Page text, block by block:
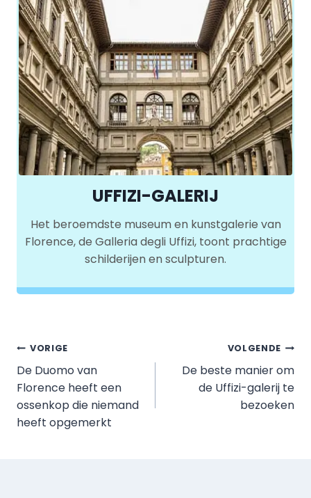
UFFIZI-GALERIJ
Het beroemdste museum en kunstgalerie van
Florence, de Galleria degli Uffizi, toont prachtige
schilderijen en sculpturen.
Bericht
navigatie
VORIGE
De Duomo van
Florence heeft een
ossenkop die niemand
heeft opgemerkt
VOLGENDE
De beste manier om
de Uffizi-galerij te
bezoeken